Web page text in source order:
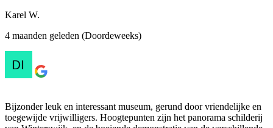
Karel W.
4 maanden geleden (Doordeweeks)
Bijzonder leuk en interessant museum, gerund door vriendelijke en
toegewijde vrijwilligers. Hoogtepunten zijn het panorama schilderij